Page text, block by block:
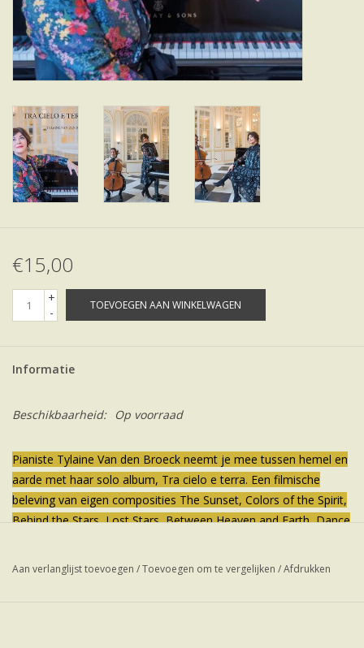
€15,00
+
-
TOEVOEGEN AAN WINKELWAGEN
Informatie
Beschikbaarheid: Op voorraad
Pianiste Tylaine Van den Broeck neemt je mee tussen hemel en
aarde met haar solo album, Tra cielo e terra. Een filmische
beleving van eigen composities The Sunset, Colors of the Spirit,
Behind the Stars, Lost Stars, Between Heaven and Earth, Dance
Aan verlanglijst toevoegen /Toevoegen om te vergelijken /Afdrukken